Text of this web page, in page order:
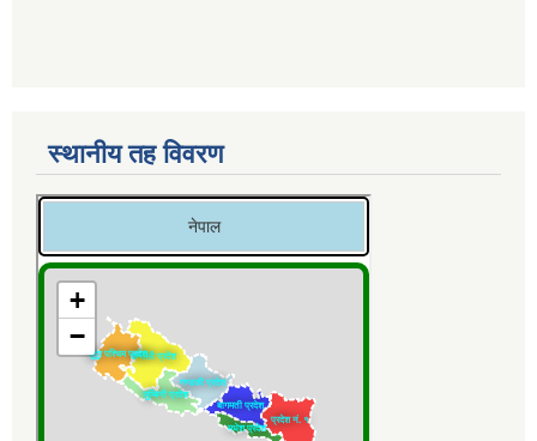
स्थानीय तह विवरण